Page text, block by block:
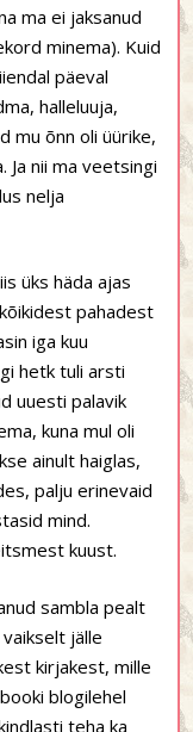
ma ei jaksanud
minema). Kuid
päeval
halleluuja,
mu õnn oli üürike,
Ja nii ma veetsingi
nelja
üks häda ajas
pahadest
iga kuu
hetk tuli arsti
uuesti palavik
kuna mul oli
ainult haiglas,
palju erinevaid
mind.
kuust.
sambla pealt
jälle
kirjakest, mille
blogilehel
teha ka